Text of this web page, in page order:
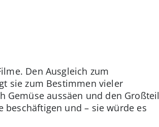
Den Ausgleich zum
sie zum Bestimmen vieler
Gemüse aussäen und den Großteil
und – sie würde es